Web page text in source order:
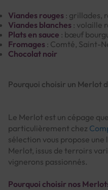
Viandes rouges : grillades,
Viandes blanches : volaille
Plats en sauce : bœuf
Fromages : Comté, Saint-
Chocolat noir
Pourquoi choisir un Merlot
Le Merlot est un cépage
particulièrement chez
sélection vous propose une
Merlot, issus de terroirs
vignerons passionnés.
Pourquoi choisir nos